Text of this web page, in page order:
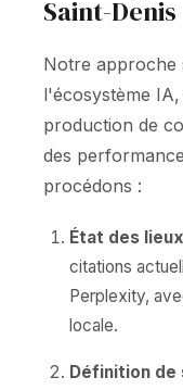
Saint-Denis
Notre approche
l'écosystème
production de
des
procédons :
État des
citations
Perplexity,
locale.
Définition